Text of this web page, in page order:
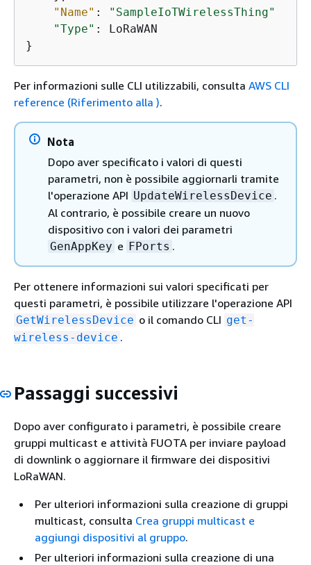
"Name" :
"SampleIoTWirelessThing"
"Type" : LoRaWAN
}
Per informazioni sulle CLI utilizzabili, consulta AWS CLI
reference (Riferimento alla ).
Nota
Dopo aver specificato i valori di questi
parametri, non è possibile aggiornarli tramite
l'operazione API UpdateWirelessDevice .
Al contrario, è possibile creare un nuovo
dispositivo con i valori dei parametri
GenAppKey e FPorts .
Per ottenere informazioni sui valori specificati per
questi parametri, è possibile utilizzare l'operazione API
GetWirelessDevice o il comando CLI get-
wireless-device .
Passaggi successivi
Dopo aver configurato i parametri, è possibile creare
gruppi multicast e attività FUOTA per inviare payload
di downlink o aggiornare il firmware dei dispositivi
LoRaWAN.
Per ulteriori informazioni sulla creazione di gruppi
multicast, consulta Crea gruppi multicast e
aggiungi dispositivi al gruppo.
Per ulteriori informazioni sulla creazione di una